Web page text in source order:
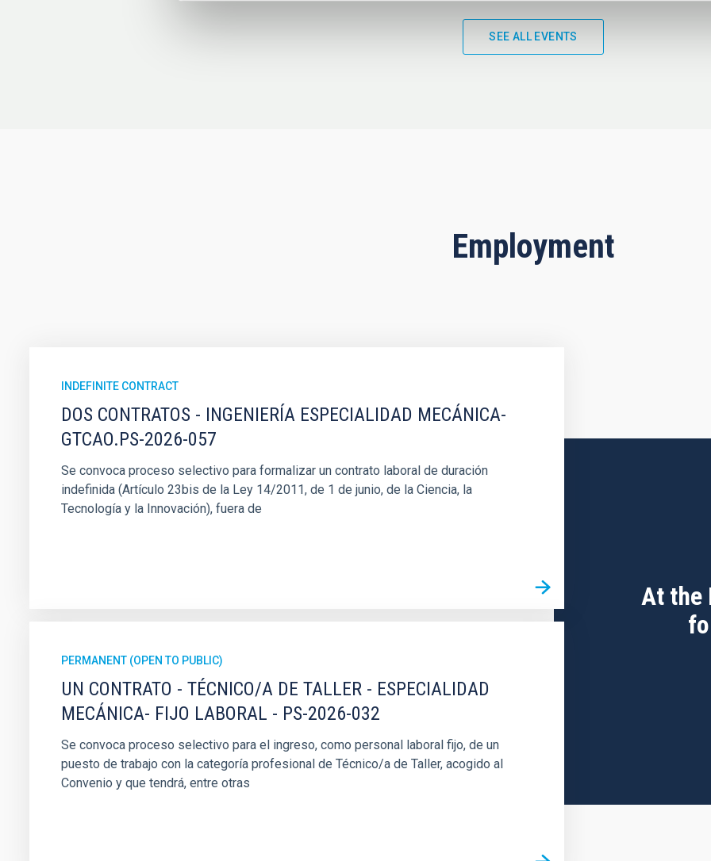
SEE ALL EVENTS
Employment
INDEFINITE CONTRACT
DOS CONTRATOS - INGENIERÍA ESPECIALIDAD MECÁNICA-
GTCAO.PS-2026-057
Se convoca proceso selectivo para formalizar un contrato laboral de duración
indefinida (Artículo 23bis de la Ley 14/2011, de 1 de junio, de la Ciencia, la
Tecnología y la Innovación), fuera de
PERMANENT (OPEN TO PUBLIC)
UN CONTRATO - TÉCNICO/A DE TALLER - ESPECIALIDAD
MECÁNICA- FIJO LABORAL - PS-2026-032
Se convoca proceso selectivo para el ingreso, como personal laboral fijo, de un
puesto de trabajo con la categoría profesional de Técnico/a de Taller, acogido al
Convenio y que tendrá, entre otras
At the